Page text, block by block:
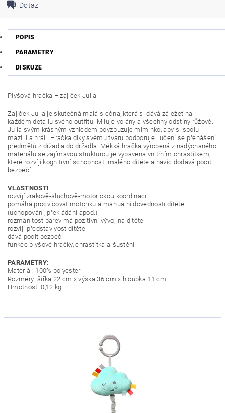
Dotaz
POPIS
PARAMETRY
DISKUZE
Plyšová hračka – zajíček Julia
Zajíček Julia je skutečná malá slečna, která si dává záležet na
každém detailu svého outfitu. Miluje volány a všechny odstíny růžové.
Julia svým krásným vzhledem povzbuzuje miminko, aby si spolu
mazlili a hráli. Hračka díky svému tvaru podporuje i učení se přenášení
předmětů z držadla do držadla. Měkká hračka vyrobená z nadýchaného
materiálu se zajímavou strukturou je vybavena vnitřním chrastítkem,
které rozvíjí kognitivní schopnosti malého dítěte a navíc dodává pocit
bezpečí.
VLASTNOSTI:
rozvíjí zrakově-sluchově-motorickou koordinaci
pomáhá procvičovat motoriku a manuální dovednosti dítěte
(uchopování, překládání apod.)
rozmanitost barev má pozitivní vývoj na dítěte
rozvíjí představivost dítěte
dává pocit bezpečí
funkce plyšové hračky, chrastítka a šustění
PARAMETRY:
Materiál: 100% polyester
Rozměry: šířka 22 cm x výška 36 cm x hloubka 11 cm
Hmotnost: 0,12 kg